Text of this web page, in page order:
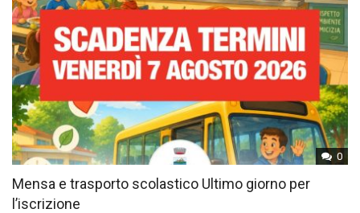
0
Mensa e trasporto scolastico Ultimo giorno per
l’iscrizione